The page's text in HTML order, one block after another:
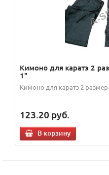
Кимоно для каратэ 2
1"
Кимоно для каратэ 2 размер
123.20 руб.
В корзину